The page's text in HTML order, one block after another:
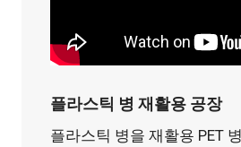
플라스틱 병 재활용 공장
플라스틱 병을 재활용 PET